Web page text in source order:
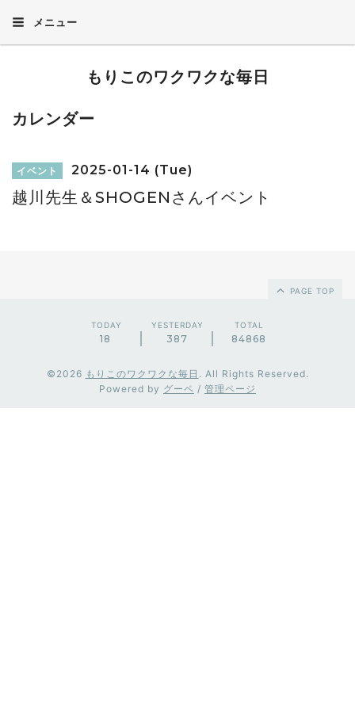
メニュー
もりこのワクワクな毎日
カレンダー
イベント 2025-01-14 (Tue)
越川先生＆SHOGENさんイベント
PAGE TOP
TODAY
18
YESTERDAY
387
TOTAL
84868
©2026 もりこのワクワクな毎日 . All Rights Reserved.
Powered by グーペ / 管理ページ